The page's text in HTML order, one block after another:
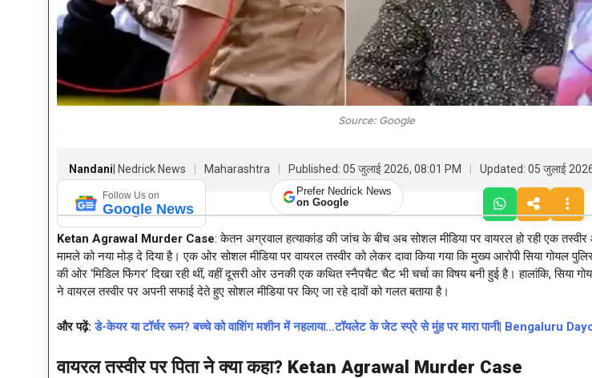
Source: Google
Nandani | Nedrick News Maharashtra Published: 05 जुलाई 2026, 08:01 PM Updated: 05 जुलाई
Follow Us on
Google News
Prefer Nedrick News
on Google
Ketan Agrawal Murder Case: केतन अग्रवाल हत्याकांड की जांच के बीच अब सोशल मीडिया पर वायरल हो रही एक
मामले को नया मोड़ दे दिया है। एक ओर सोशल मीडिया पर वायरल तस्वीर को लेकर दावा किया गया कि मुख्य आरोपी सिया गोयल
की ओर ‘मिडिल फिंगर’ दिखा रही थीं, वहीं दूसरी ओर उनकी एक कथित स्नैपचैट चैट भी चर्चा का विषय बनी हुई है। हालांकि, सिया
ने वायरल तस्वीर पर अपनी सफाई देते हुए सोशल मीडिया पर किए जा रहे दावों को गलत बताया है।
और पढ़ें:डे-केयर या टॉर्चर रूम? बच्चे को वाशिंग मशीन में नहलाया…टॉयलेट के जेट स्प्रे से मुंह पर मारा पानी| Bengaluru
वायरल तस्वीर पर पिता ने क्या कहा? Ketan Agrawal Murder Case